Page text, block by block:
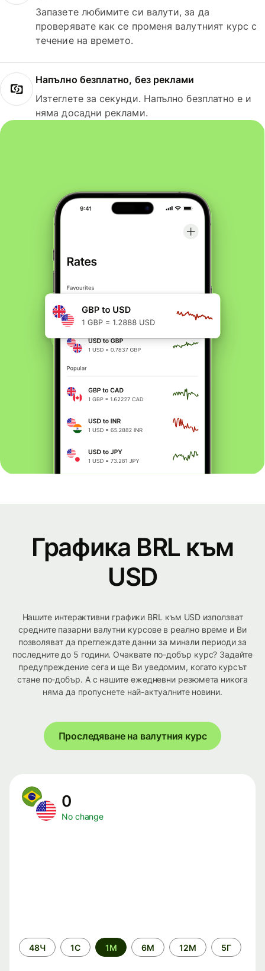
Запазете любимите си валути, за да
проверявате как се променя валутният курс с
течение на времето.
Напълно безплатно, без реклами
Изтеглете за секунди. Напълно безплатно е и
няма досадни реклами.
Графика BRL към
USD
Нашите интерактивни графики BRL към USD използват
средните пазарни валутни курсове в реално време и Ви
позволяват да преглеждате данни за минали периоди за
последните до 5 години. Очаквате по-добър курс? Задайте
предупреждение сега и ще Ви уведомим, когато курсът
стане по-добър. А с нашите ежедневни резюмета никога
няма да пропуснете най-актуалните новини.
Проследяване на валутния курс
0
No change
Time
period
48Ч 1С 1М 6М 12М 5Г